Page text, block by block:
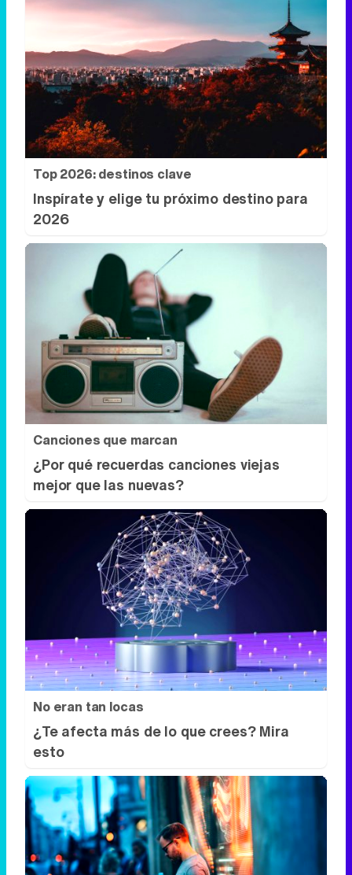
Top 2026: destinos clave
Inspírate y elige tu próximo destino para
2026
Canciones que marcan
¿Por qué recuerdas canciones viejas
mejor que las nuevas?
No eran tan locas
¿Te afecta más de lo que crees? Mira
esto
¿Sabes qué baja tu ánimo?